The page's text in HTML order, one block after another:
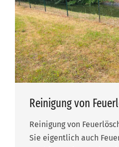
Reinigung von
Reinigung von
Sie eigentlich auch